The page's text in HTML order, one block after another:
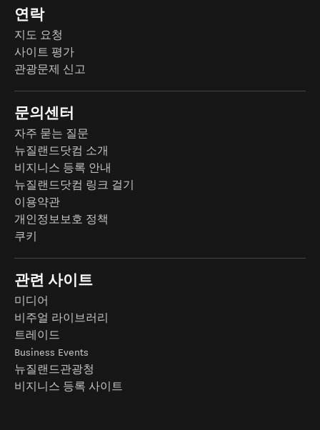
연락
지도 요청
사이트 평가
관광문제 신고
문의센터
자주 묻는 질문
뉴질랜드닷컴 소개
비지니스 등록 안내
뉴질랜드닷컴 링크 걸기
이용약관
개인정보보호 정책
쿠키
관련 사이트
미디어
비주얼 라이브러리
트레이드
Business Events
뉴질랜드관광청
비지니스 등록 사이트